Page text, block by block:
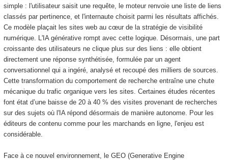
simple : l'utilisateur saisit une requête, le moteur renvoie une liste de liens
classés par pertinence, et l'internaute choisit parmi les résultats affichés.
Ce modèle plaçait les sites web au cœur de la stratégie de visibilité
numérique. L'IA générative rompt avec cette logique. Désormais, une part
croissante des utilisateurs ne clique plus sur des liens : elle obtient
directement une réponse synthétisée, formulée par un agent
conversationnel qui a ingéré, analysé et recoupé des milliers de sources.
Cette transformation du comportement de recherche entraîne une chute
mécanique du trafic organique vers les sites. Certaines études récentes
font état d’une baisse de 20 à 40 % des visites provenant de recherches
sur des sujets où l'IA répond désormais de manière autonome. Pour les
éditeurs de contenu comme pour les marchands en ligne, l'enjeu est
considérable.
Face à ce nouvel environnement, le GEO (Generative Engine